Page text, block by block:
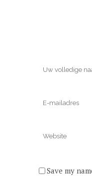
Save my